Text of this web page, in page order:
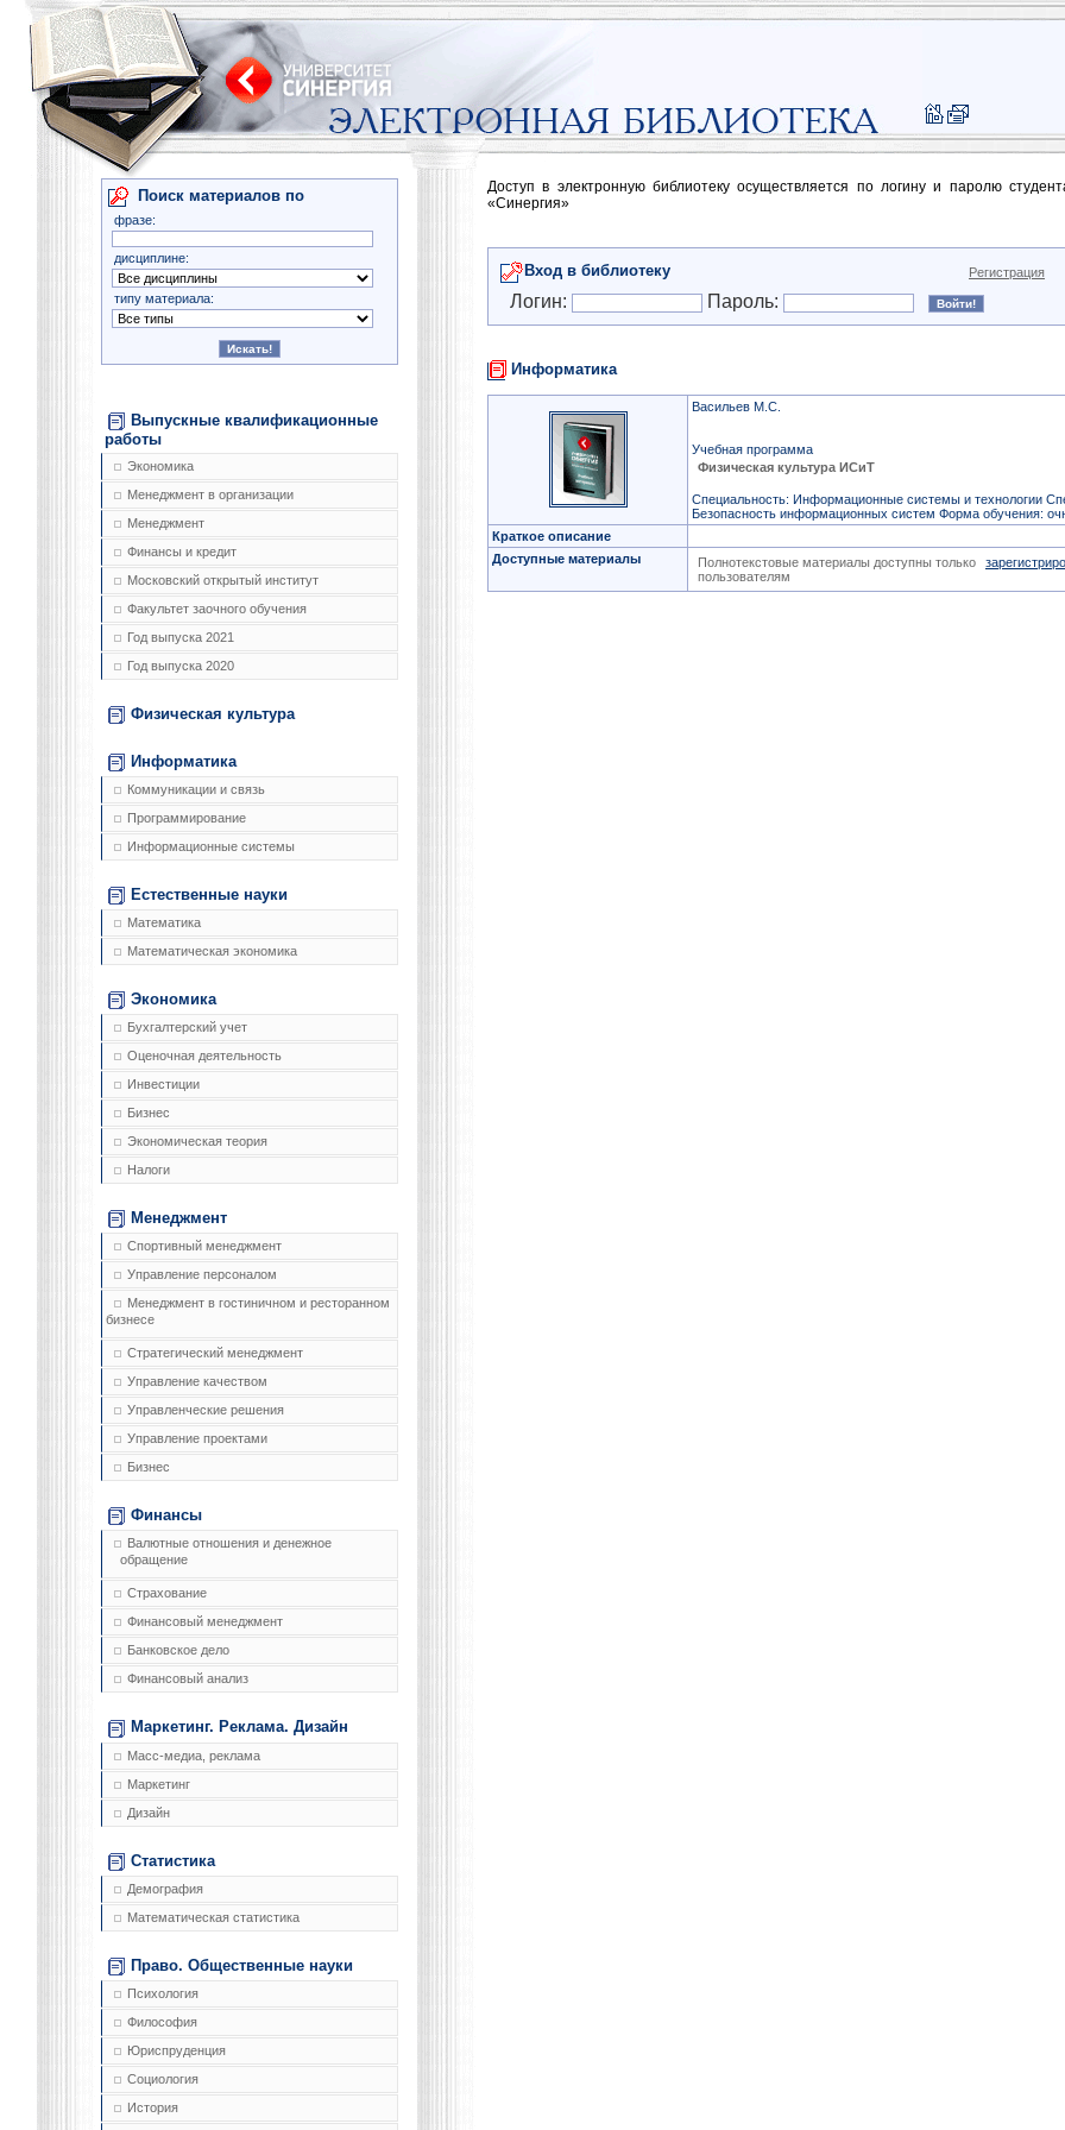
Поиск материалов по
фразе:
дисциплине:
типу материала:
Выпускные квалификационные
работы
Экономика
Менеджмент в организации
Менеджмент
Финансы и кредит
Московский открытый институт
Факультет заочного обучения
Год выпуска 2021
Год выпуска 2020
Физическая культура
Информатика
Коммуникации и связь
Программирование
Информационные системы
Естественные науки
Математика
Математическая экономика
Экономика
Бухгалтерский учет
Оценочная деятельность
Инвестиции
Бизнес
Экономическая теория
Налоги
Менеджмент
Спортивный менеджмент
Управление персоналом
Менеджмент в гостиничном и ресторанном
бизнесе
Стратегический менеджмент
Управление качеством
Управленческие решения
Управление проектами
Бизнес
Финансы
Валютные отношения и денежное
обращение
Страхование
Финансовый менеджмент
Банковское дело
Финансовый анализ
Маркетинг. Реклама. Дизайн
Масс-медиа, реклама
Маркетинг
Дизайн
Статистика
Демография
Математическая статистика
Право. Общественные науки
Психология
Философия
Юриспруденция
Социология
История
Доступ в электронную библиотеку осуществляется по логину и паролю
«Синергия»
Вход в библиотеку Регистрация
Логин: Пароль:
Информатика
Васильев М.С.
Учебная программа
Физическая культура ИСиТ
Специальность: Информационные системы и технологии
Безопасность информационных систем Форма обучения:
Краткое описание
Доступные материалы
Полнотекстовые материалы доступны только
пользователям